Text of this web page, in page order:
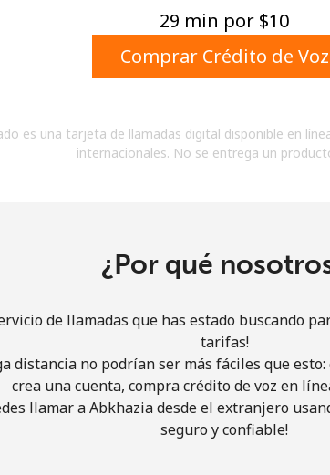
Un caracter especial
acuerdo con estos
Términos y
Únete
¡Hola!
29 min por ⁦$10⁩
Comprar Crédito de Voz
es una tarjeta de llamadas digital disponible en
internacionales. No se entrega un
¿Por qué
de llamadas que has estado buscando
tarifas!
distancia no podrían ser más fáciles que
crea una cuenta, compra crédito de voz en
llamar a Abkhazia desde el extranjero
seguro y confiable!